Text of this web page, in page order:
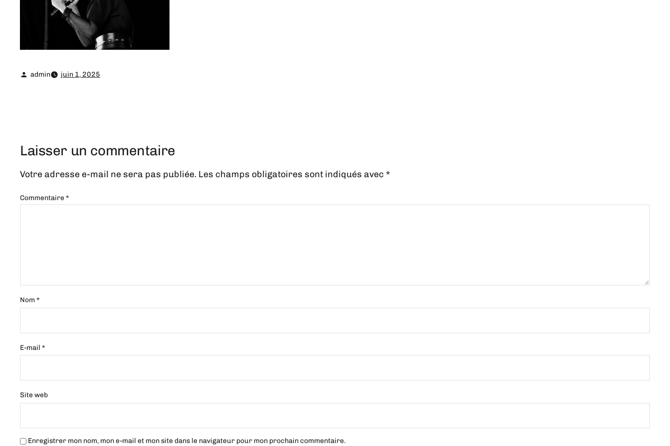
admin juin 1, 2025
Laisser un commentaire
Votre adresse e-mail ne sera pas publiée. Les champs obligatoires sont indiqués avec *
Commentaire *
Nom *
E-mail *
Site web
Enregistrer mon nom, mon e-mail et mon site dans le navigateur pour mon prochain commentaire.